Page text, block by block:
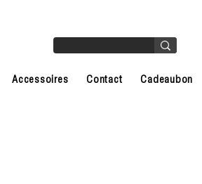
Accessoires Contact Cadeaubon